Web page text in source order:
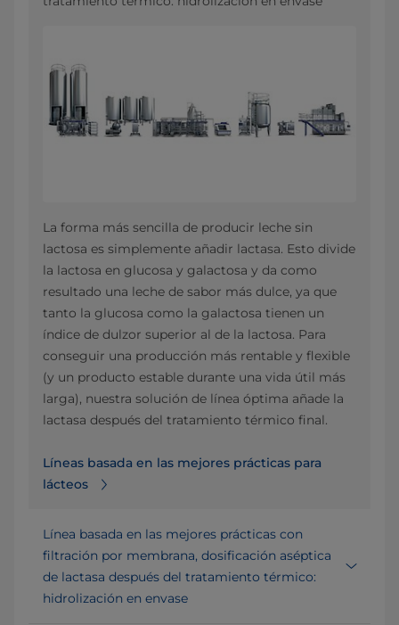
La forma más sencilla de producir leche sin
lactosa es simplemente añadir lactasa. Esto divide
la lactosa en glucosa y galactosa y da como
resultado una leche de sabor más dulce, ya que
tanto la glucosa como la galactosa tienen un
índice de dulzor superior al de la lactosa. Para
conseguir una producción más rentable y flexible
(y un producto estable durante una vida útil más
larga), nuestra solución de línea óptima añade la
lactasa después del tratamiento térmico final.
Líneas basada en las mejores prácticas para
lácteos
Línea basada en las mejores prácticas con
filtración por membrana, dosificación aséptica
de lactasa después del tratamiento térmico:
hidrolización en envase